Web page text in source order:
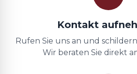
Kontakt
Rufen Sie uns an und
Wir beraten Sie direkt